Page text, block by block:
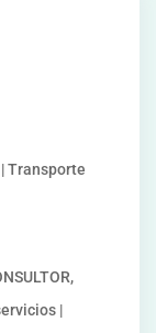
Transporte
|